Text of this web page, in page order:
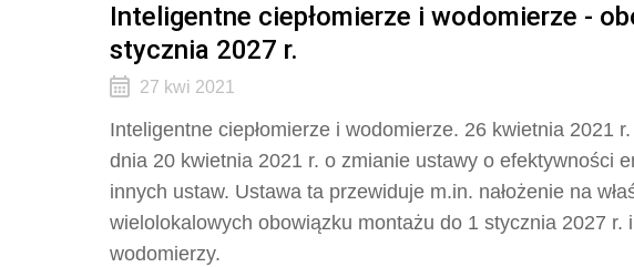
Inteligentne ciepłomierze i wodomierze -
stycznia 2027 r.
27 kwi 2021
Inteligentne ciepłomierze i wodomierze. 26 kwietnia 2021
dnia 20 kwietnia 2021 r. o zmianie ustawy o efektywności
innych ustaw. Ustawa ta przewiduje m.in. nałożenie na
wielolokalowych obowiązku montażu do 1 stycznia 2027 r.
wodomierzy.